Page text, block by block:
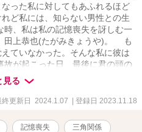
った私に対してもあふれるほど
ど私には、知らない男性との生
、私は私の記憶喪失を訝しむ一
田上恭也(たがみきょうや)。 も
ていなかった。そんな私に彼は
が起こった日、最後に君の頭の
忘れてしまった現実。崇之が知
と思惑。 それらのすべてをつな
見る
終更新日 2024.1.07 | 登録日 2023.11.18
記憶喪失 三角関係